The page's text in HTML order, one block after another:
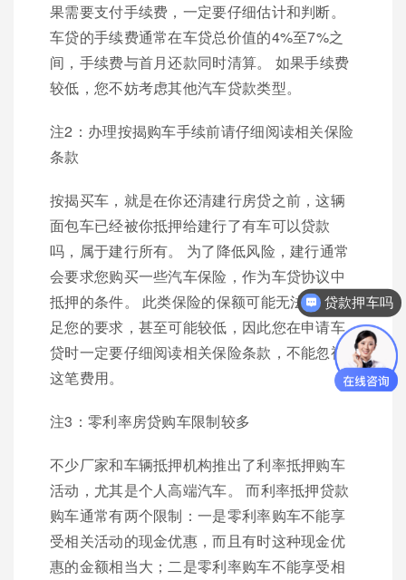
果需要支付手续费，一定要仔细估计和判断。
车贷的手续费通常在车贷总价值的4%至7%之
间，手续费与首月还款同时清算。 如果手续费
较低，您不妨考虑其他汽车贷款类型。
注2：办理按揭购车手续前请仔细阅读相关保险
条款
按揭买车，就是在你还清建行房贷之前，这辆
面包车已经被你抵押给建行了有车可以贷款
吗，属于建行所有。 为了降低风险，建行通常
会要求您购买一些汽车保险，作为车贷协议中
抵押的条件。 此类保险的保额可能无法完全满
足您的要求，甚至可能较低，因此您在申请车
贷时一定要仔细阅读相关保险条款，不能忽视
这笔费用。
注3：零利率房贷购车限制较多
不少厂家和车辆抵押机构推出了利率抵押购车
活动，尤其是个人高端汽车。 而利率抵押贷款
购车通常有两个限制：一是零利率购车不能享
受相关活动的现金优惠，而且有时这种现金优
惠的金额相当大；二是零利率购车不能享受相
贷款押车吗
你们是怎么收费的呢？